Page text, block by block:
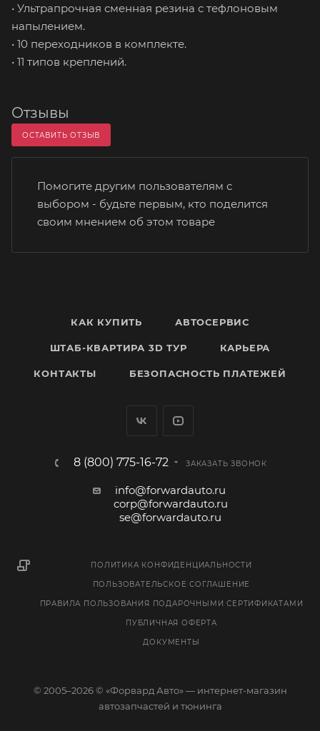
• Ультрапрочная сменная резина с тефлоновым
напылением.
• 10 переходников в комплекте.
• 11 типов креплений.
Отзывы
ОСТАВИТЬ ОТЗЫВ
Помогите другим пользователям с
выбором - будьте первым, кто поделится
своим мнением об этом товаре
КАК КУПИТЬ АВТОСЕРВИС
ШТАБ-КВАРТИРА 3D ТУР КАРЬЕРА
КОНТАКТЫ БЕЗОПАСНОСТЬ ПЛАТЕЖЕЙ
8 (800) 775-16-72 ЗАКАЗАТЬ ЗВОНОК
info@forwardauto.ru
corp@forwardauto.ru
se@forwardauto.ru
ПОЛИТИКА КОНФИДЕНЦИАЛЬНОСТИ
ПОЛЬЗОВАТЕЛЬСКОЕ СОГЛАШЕНИЕ
ПРАВИЛА ПОЛЬЗОВАНИЯ ПОДАРОЧНЫМИ СЕРТИФИКАТАМИ
ПУБЛИЧНАЯ ОФЕРТА
ДОКУМЕНТЫ
© 2005–2026 © «Форвард Авто» — интернет-магазин
автозапчастей и тюнинга